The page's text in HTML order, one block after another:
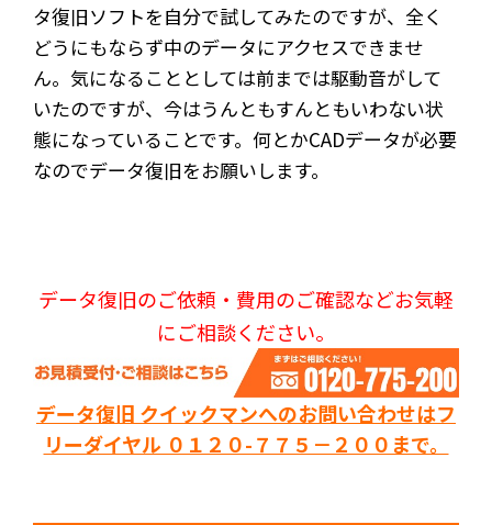
タ復旧ソフトを自分で試してみたのですが、全く
どうにもならず中のデータにアクセスできませ
ん。気になることとしては前までは駆動音がして
いたのですが、今はうんともすんともいわない状
態になっていることです。何とかCADデータが必要
なのでデータ復旧をお願いします。
データ復旧のご依頼・費用のご確認などお気軽
にご相談ください。
データ復旧 クイックマンへのお問い合わせはフ
リーダイヤル ０１２０-７７５－２００まで。